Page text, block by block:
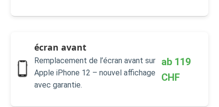
écran avant
Remplacement de l’écran avant sur
Apple iPhone 12 – nouvel affichage
avec garantie.
ab 119
CHF